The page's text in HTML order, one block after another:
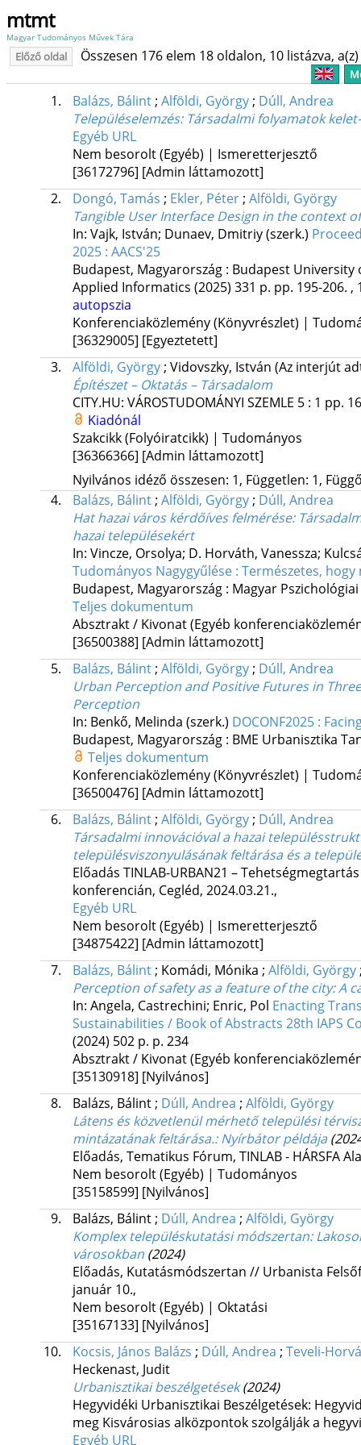
mtmt
Magyar Tudományos Művek Tára
Előző oldal Összesen 176 elem 18 oldalon, 10 listázva,
1. Balázs, Bálint; Alföldi, György; Dúll, Andrea
Településelemzés: Társadalmi folyamatok
Egyéb URL
Nem besorolt (Egyéb) | Ismeretterjesztő
[36172796] [Admin láttamozott]
2.
Dongó, Tamás ; Ekler, Péter; Alföldi, György
Tangible User Interface Design in the context
In: Vajk, István; Dunaev, Dmitriy (szerk.)
2025 : AACS'25
Budapest, Magyarország : Budapest University
Applied Informatics (2025) 331 p. pp. 195-206. ,
autopszia
Konferenciaközlemény (Könyvrészlet) |
[36329005] [Egyeztetett]
3.
Alföldi, György; Vidovszky, István (Az interjút
Építészet – Oktatás – Társadalom
CITY.HU: VÁROSTUDOMÁNYI SZEMLE 5: 1 pp.
Kiadónál
Szakcikk (Folyóiratcikk) | Tudományos
[36366366] [Admin láttamozott]
Nyilvános idéző összesen: 1, Független: 1,
4.
Balázs, Bálint; Alföldi, György; Dúll, Andrea
Hat hazai város kérdőíves felmérése:
hazai településekért
In: Vincze, Orsolya; D. Horváth, Vanessza;
Tudományos Nagygyűlése : Természetes,
Budapest, Magyarország : Magyar
Teljes dokumentum
Absztrakt / Kivonat (Egyéb
[36500388] [Admin láttamozott]
5.
Balázs, Bálint; Alföldi, György; Dúll, Andrea
Urban Perception and Positive Futures in
Perception
In: Benkő, Melinda (szerk.) DOCONF2025 :
Budapest, Magyarország : BME Urbanisztika
Teljes dokumentum
Konferenciaközlemény (Könyvrészlet) |
[36500476] [Admin láttamozott]
6.
Balázs, Bálint; Alföldi, György; Dúll, Andrea
Társadalmi innovációval a hazai
településviszonyulásának feltárása és a
Előadás TINLAB-URBAN21 –
konferencián, Cegléd, 2024.03.21.,
Egyéb URL
Nem besorolt (Egyéb) | Ismeretterjesztő
[34875422] [Admin láttamozott]
7.
Balázs, Bálint; Komádi, Mónika ; Alföldi, György
Perception of safety as a feature of the city: A
In: Angela, Castrechini; Enric, Pol Enacting
Sustainabilities / Book of Abstracts 28th IAPS
(2024) 502 p. p. 234
Absztrakt / Kivonat (Egyéb
[35130918] [Nyilvános]
8.
Balázs, Bálint; Dúll, Andrea ; Alföldi, György
Látens és közvetlenül mérhető települési
mintázatának feltárása.: Nyírbátor példája
Előadás, Tematikus Fórum, TINLAB - HÁRSFA
Nem besorolt (Egyéb) | Tudományos
[35158599] [Nyilvános]
9.
Balázs, Bálint; Dúll, Andrea ; Alföldi, György
Komplex településkutatási módszertan:
városokban (2024)
Előadás, Kutatásmódszertan // Urbanista
január 10.,
Nem besorolt (Egyéb) | Oktatási
[35167133] [Nyilvános]
10.
Kocsis, János Balázs ; Dúll, Andrea ; Teveli-
Heckenast, Judit
Urbanisztikai beszélgetések (2024)
Hegyvidéki Urbanisztikai Beszélgetések:
meg Kisvárosias alközpontok szolgálják a
Egyéb URL